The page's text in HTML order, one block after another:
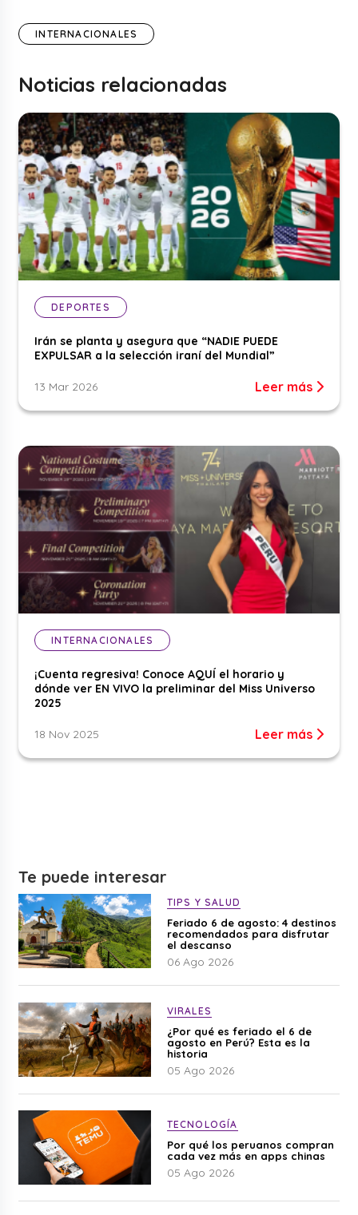
INTERNACIONALES
Noticias relacionadas
DEPORTES
Irán se planta y asegura que “NADIE PUEDE
EXPULSAR a la selección iraní del Mundial”
13 Mar 2026 Leer más
INTERNACIONALES
¡Cuenta regresiva! Conoce AQUÍ el horario y
dónde ver EN VIVO la preliminar del Miss Universo
2025
18 Nov 2025 Leer más
Te puede interesar
TIPS Y SALUD
Feriado 6 de agosto: 4 destinos
recomendados para disfrutar
el descanso
06 Ago 2026
VIRALES
¿Por qué es feriado el 6 de
agosto en Perú? Esta es la
historia
05 Ago 2026
TECNOLOGÍA
Por qué los peruanos compran
cada vez más en apps chinas
05 Ago 2026